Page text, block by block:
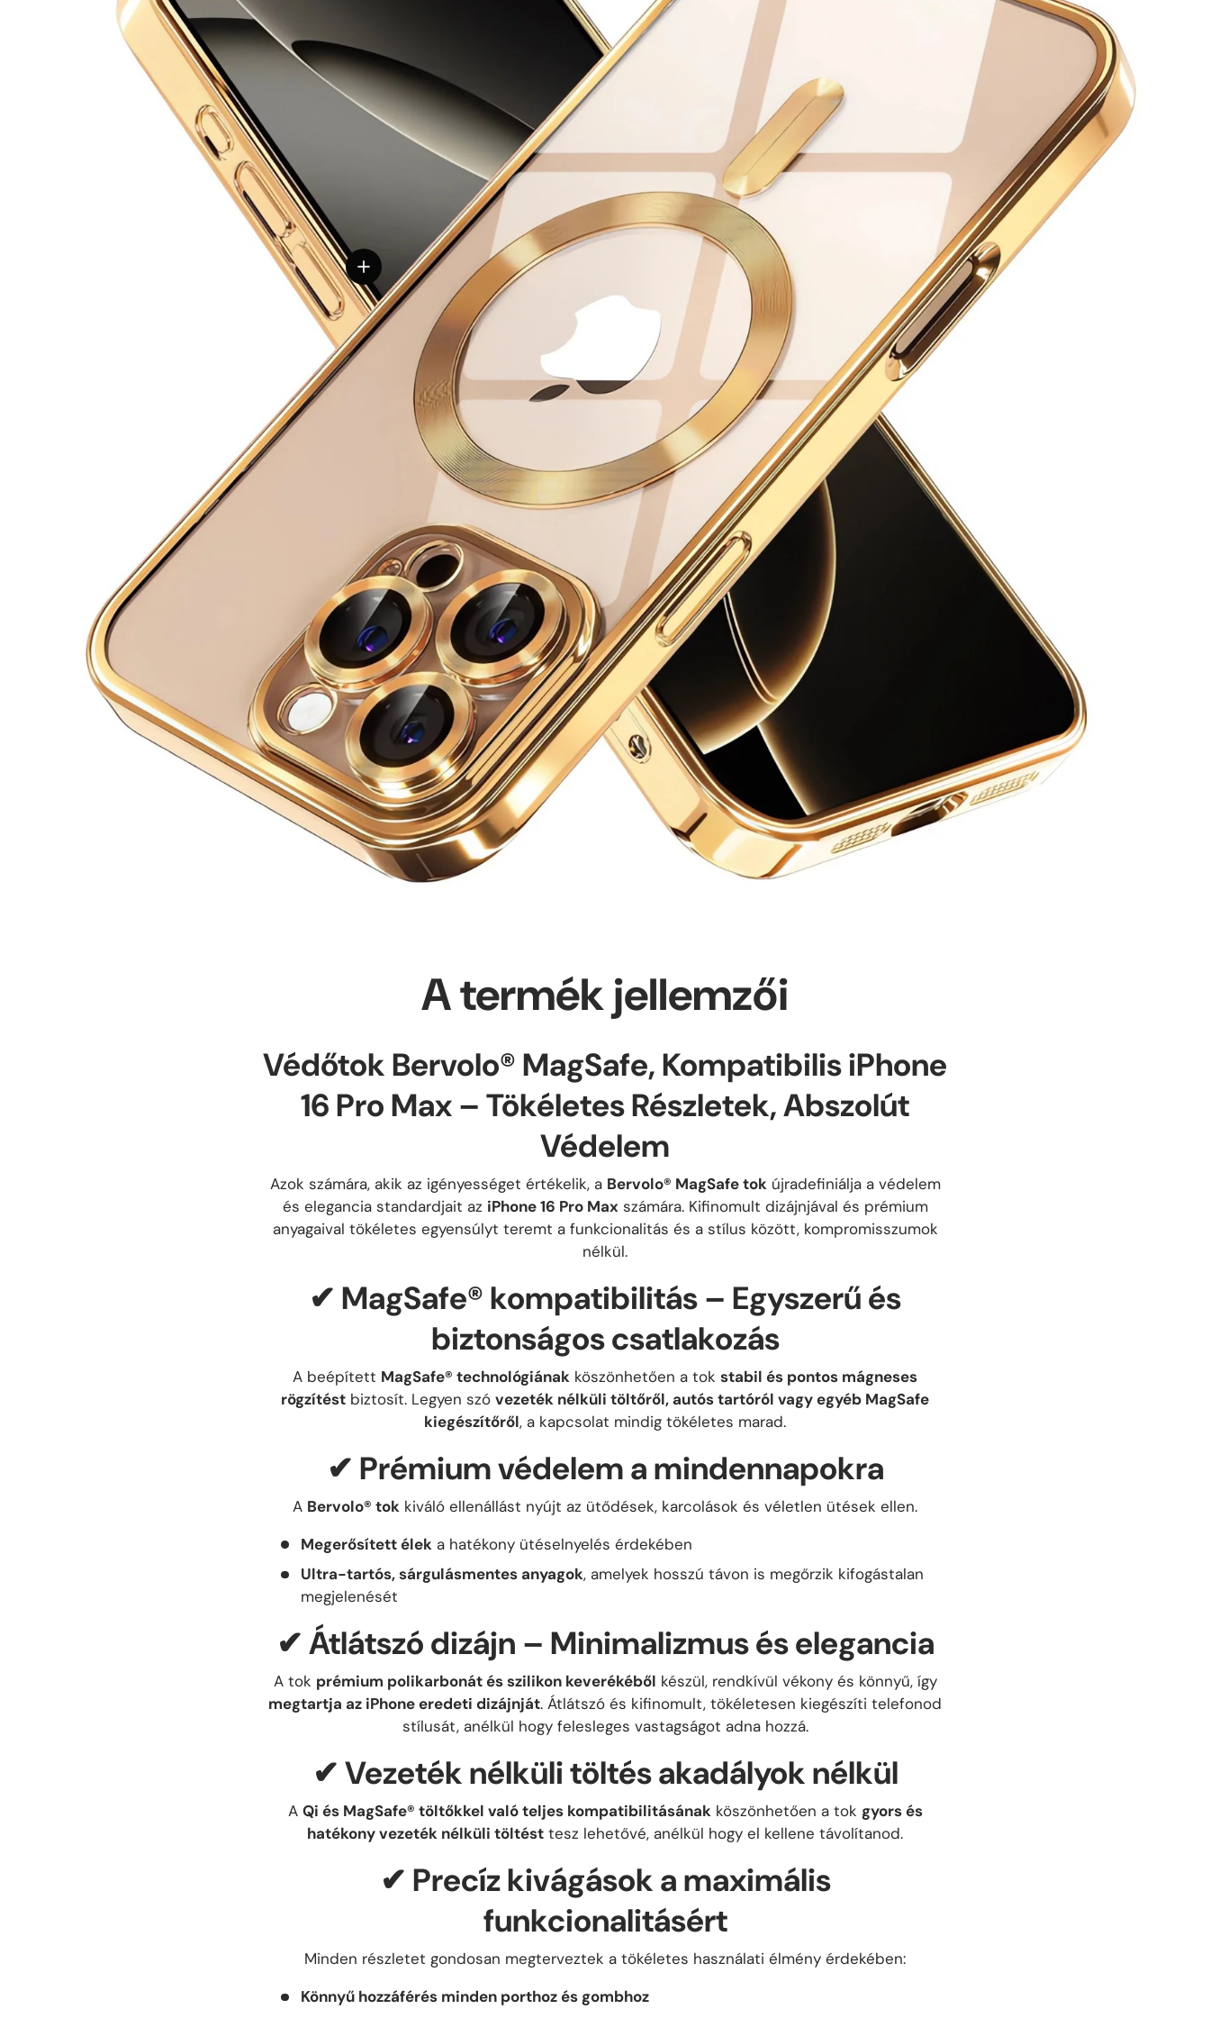
Részletek megtekintése
A termék jellemzői
Védőtok Bervolo® MagSafe, Kompatibilis iPhone
16 Pro Max – Tökéletes Részletek, Abszolút
Védelem
Azok számára, akik az igényességet értékelik, a Bervolo® MagSafe tokújradefiniálja a védelem
és elegancia standardjait az iPhone 16 Pro Max számára. Kifinomult dizájnjával és prémium
anyagaival tökéletes egyensúlyt teremt a funkcionalitás és a stílus között, kompromisszumok
nélkül.
✔ MagSafe® kompatibilitás – Egyszerű és
biztonságos csatlakozás
A beépített MagSafe® technológiának köszönhetően a tok stabil és pontos mágneses
rögzítést biztosít. Legyen szó vezeték nélküli töltőről, autós tartóról vagy egyéb MagSafe
kiegészítőről, a kapcsolat mindig tökéletes marad.
✔ Prémium védelem a mindennapokra
A Bervolo® tok kiváló ellenállást nyújt az ütődések, karcolások és véletlen ütések ellen.
Megerősített éleka hatékony ütéselnyelés érdekében
Ultra-tartós, sárgulásmentes anyagok, amelyek hosszú távon is megőrzik kifogástalan
megjelenését
✔Átlátszó dizájn – Minimalizmus és elegancia
A tok prémium polikarbonát és szilikon keverékéből készül, rendkívül vékony és könnyű, így
megtartja az iPhone eredeti dizájnját. Átlátszó és kifinomult, tökéletesen kiegészíti telefonod
stílusát, anélkül hogy felesleges vastagságot adna hozzá.
✔Vezeték nélküli töltés akadályok nélkül
A Qi és MagSafe® töltőkkel való teljes kompatibilitásánakköszönhetően a tok gyors és
hatékony vezeték nélküli töltést tesz lehetővé, anélkül hogy el kellene távolítanod.
✔ Precíz kivágások a maximális
funkcionalitásért
Minden részletet gondosan megterveztek a tökéletes használati élmény érdekében:
Könnyű hozzáférés minden porthoz és gombhoz